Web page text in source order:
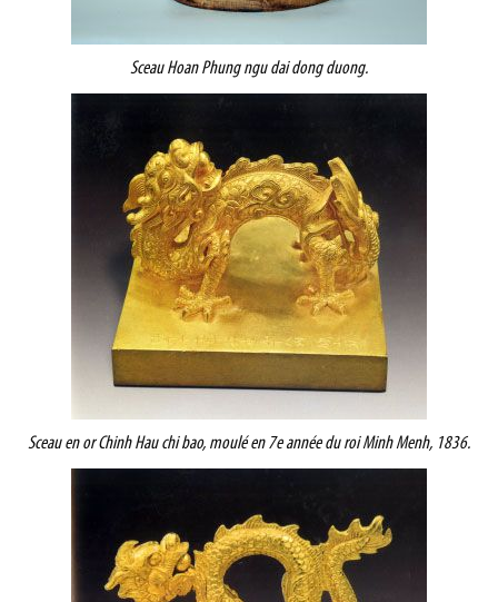
Sceau Hoan Phung ngu dai dong duong.
Sceau en or Chinh Hau chi bao, moulé en 7e année du roi Minh Menh, 1836.